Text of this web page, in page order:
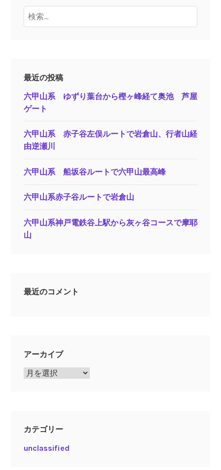
検
索:
最近の投稿
六甲山系 ゆずり葉台から樫ヶ峰経て奥池 芦屋
ゲート
六甲山系 赤子谷左俣ルートで岩倉山、行者山経
由逆瀬川
六甲山系 船坂谷ルートで六甲山最高峰
六甲山系赤子谷ルートで岩倉山
六甲山系神戸電鉄谷上駅から灰ヶ谷コースで摩耶
山
最近のコメント
アーカイブ
ア
カテゴリー
unclassified